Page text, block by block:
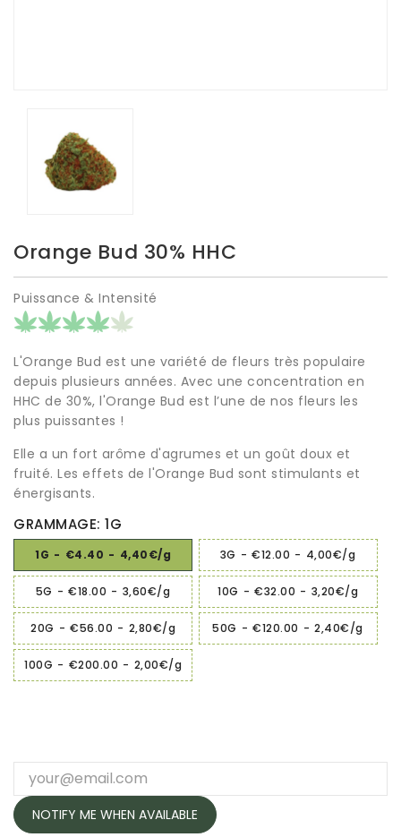
Orange Bud 30% HHC
Puissance & Intensité
L'Orange Bud est une variété de fleurs très populaire
depuis plusieurs années. Avec une concentration en
HHC de 30%, l'Orange Bud est l’une de nos fleurs les
plus puissantes !
Elle a un fort arôme d'agrumes et un goût doux et
fruité. Les effets de l'Orange Bud sont stimulants et
énergisants.
GRAMMAGE: 1G
1G - €4.40 - 4,40€/g 3G - €12.00 - 4,00€/g
5G - €18.00 - 3,60€/g 10G - €32.00 - 3,20€/g
20G - €56.00 - 2,80€/g 50G - €120.00 - 2,40€/g
100G - €200.00 - 2,00€/g
NOTIFY ME WHEN AVAILABLE